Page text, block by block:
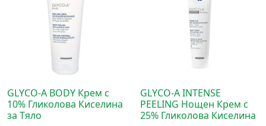
GLYCO-A BODY Крем с
10% Гликолова Киселина
за Тяло
GLYCO-A INTENSE
PEELING Нощен Крем с
25% Гликолова Киселина